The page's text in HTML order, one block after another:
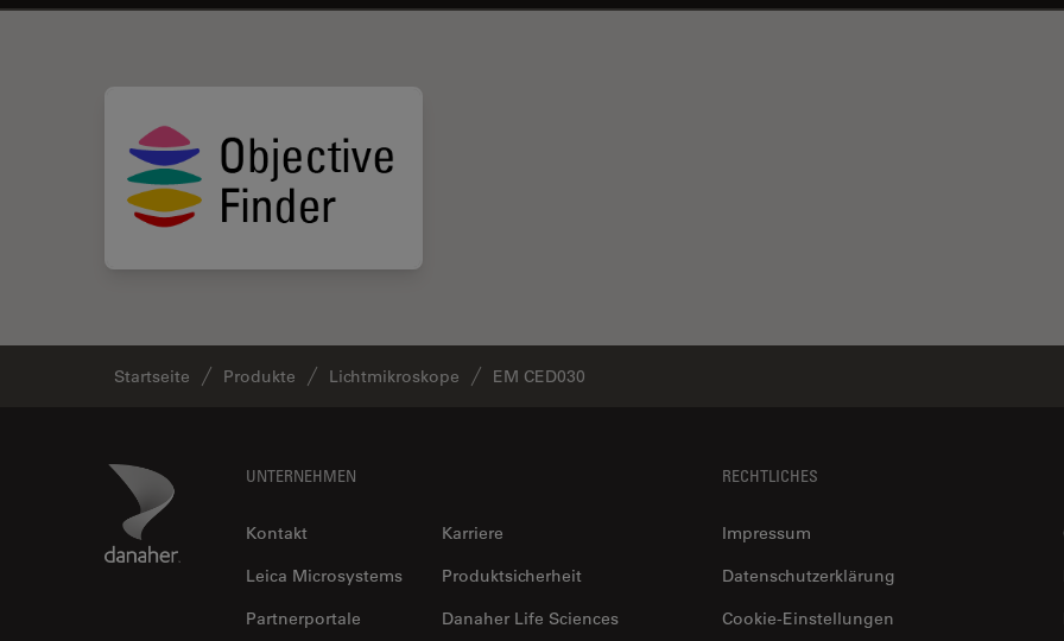
Startseite Produkte Lichtmikroskope EM CED030
Danaher Logo UNTERNEHMEN
Kontakt
Karriere
Leica Microsystems
Produktsicherheit
Partnerportale
Danaher Life Sciences
RECHTLICHES
Impressum
Datenschutzerklärung
Cookie-Einstellungen